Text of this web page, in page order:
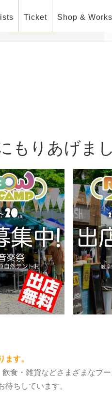
Ticket Shop &
もりあげま
す。
食・雑貨などさまざまなブー
ちしています。